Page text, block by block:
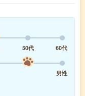
50代
60代
男性